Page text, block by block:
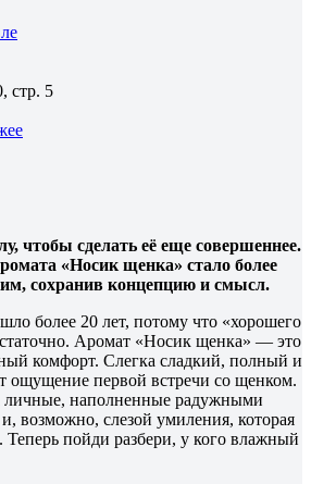
стр. 5
чтобы сделать её еще совершеннее.
«Носик щенка» стало более
сохранив концепцию и смысл.
более 20 лет, потому что «хорошего
Аромат «Носик щенка» — это
комфорт. Слегка сладкий, полный и
ощущение первой встречи со щенком.
личные, наполненные радужными
возможно, слезой умиления, которая
Теперь пойди разбери, у кого влажный